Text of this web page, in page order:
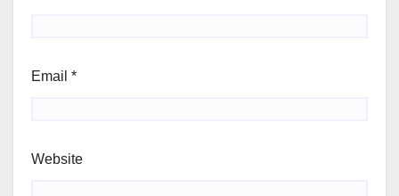
Email *
Website